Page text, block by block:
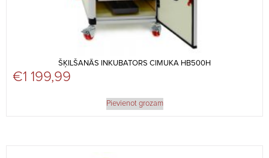
ŠĶILŠANĀS INKUBATORS CIMUKA HB500H
€1 199,99
Pievienot grozam